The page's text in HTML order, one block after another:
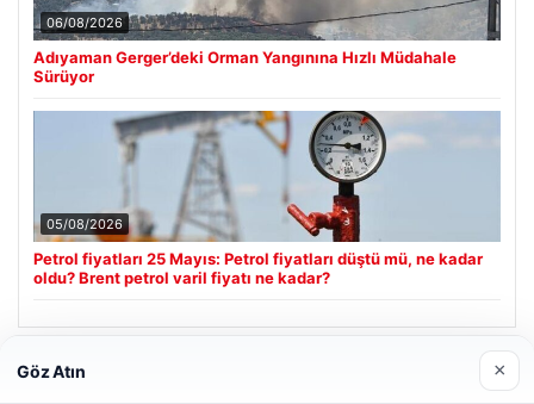
06/08/2026
Adıyaman Gerger’deki Orman Yangınına Hızlı Müdahale
Sürüyor
05/08/2026
Petrol fiyatları 25 Mayıs: Petrol fiyatları düştü mü, ne kadar
oldu? Brent petrol varil fiyatı ne kadar?
Son Eklenen Firmalar
Göz Atın ×